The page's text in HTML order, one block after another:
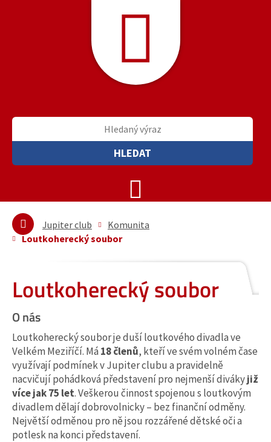
HLEDAT
Jupiter club
Komunita
Loutkoherecký soubor
Loutkoherecký soubor
O nás
Loutkoherecký soubor je duší loutkového divadla ve
Velkém Meziříčí. Má 18 členů, kteří ve svém volném čase
využívají podmínek v Jupiter clubu a pravidelně
nacvičují pohádková představení pro nejmenší divákyjiž
více jak 75 let. Veškerou činnost spojenou s loutkovým
divadlem dělají dobrovolnicky – bez finanční odměny.
Největší odměnou pro ně jsou rozzářené dětské oči a
potlesk na konci představení.